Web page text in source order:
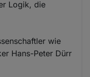
Logik, die
wie
Hans-Peter Dürr